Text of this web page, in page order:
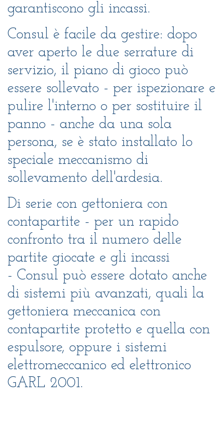
garantiscono gli incassi.
Consul è facile da gestire: dopo
aver aperto le due serrature di
servizio, il piano di gioco può
essere sollevato - per ispezionare e
pulire l'interno o per sostituire il
panno - anche da una sola
persona, se è stato installato lo
speciale meccanismo di
sollevamento dell'ardesia.
Di serie con gettoniera con
contapartite - per un rapido
confronto tra il numero delle
partite giocate e gli incassi
- Consul può essere dotato anche
di sistemi più avanzati, quali la
gettoniera meccanica con
contapartite protetto e quella con
espulsore, oppure i sistemi
elettromeccanico ed elettronico
GARL 2001.